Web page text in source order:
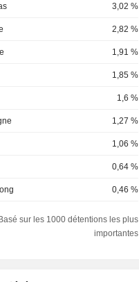
3,02 %
2,82 %
1,91 %
1,85 %
1,6 %
1,27 %
1,06 %
0,64 %
0,46 %
0,36 %
Basé sur les 1000 détentions les plus
importantes